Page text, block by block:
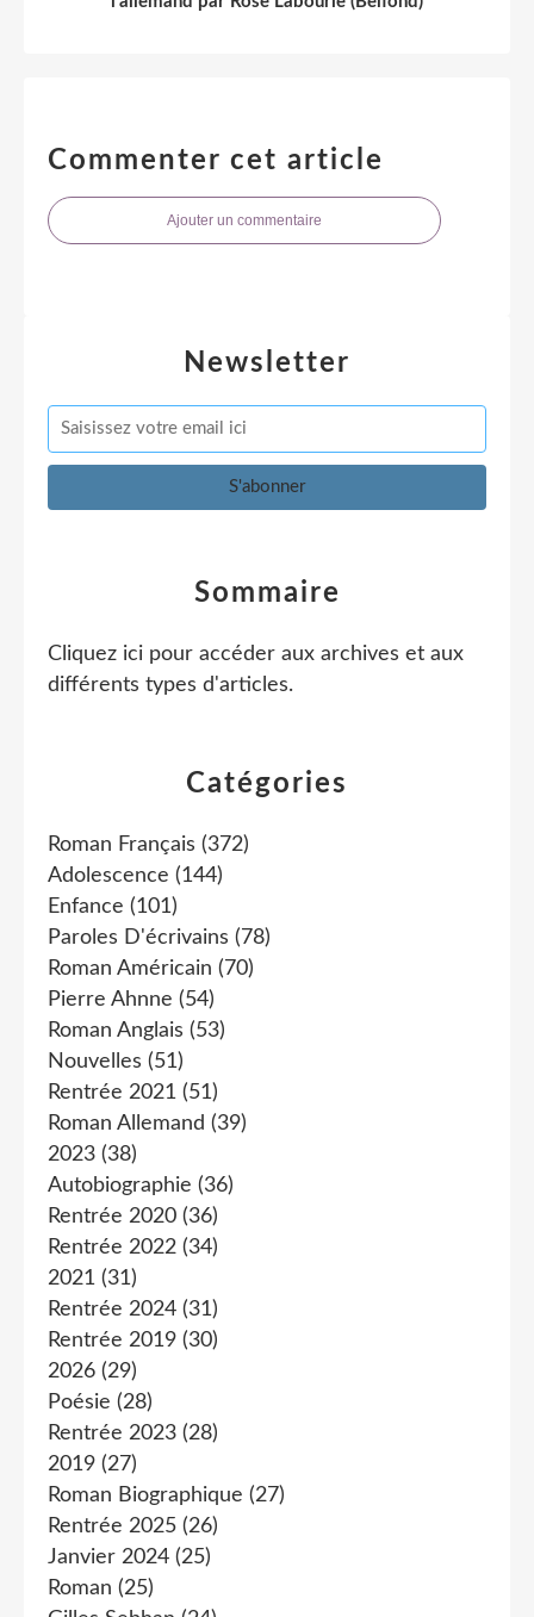
Commenter cet article
Ajouter un commentaire
Newsletter
Catégories
Roman Français (372)
Adolescence (144)
Enfance (101)
Paroles D'écrivains (78)
Roman Américain (70)
Pierre Ahnne (54)
Roman Anglais (53)
Nouvelles (51)
Rentrée 2021 (51)
Roman Allemand (39)
2023 (38)
Autobiographie (36)
Rentrée 2020 (36)
Rentrée 2022 (34)
2021 (31)
Rentrée 2024 (31)
Rentrée 2019 (30)
2026 (29)
Poésie (28)
Rentrée 2023 (28)
2019 (27)
Roman Biographique (27)
Rentrée 2025 (26)
Janvier 2024 (25)
Roman (25)
Sommaire
Cliquez ici pour accéder aux archives et aux
différents types d'articles.